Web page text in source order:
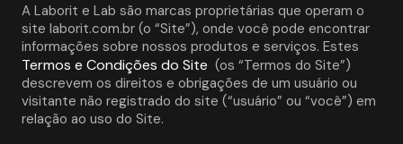
A Laborit e Lab são marcas proprietárias que operam o
site laborit.com.br (o “Site”), onde você pode encontrar
informações sobre nossos produtos e serviços. Estes
Termos e Condições do Site (os “Termos do Site”)
descrevem os direitos e obrigações de um usuário ou
visitante não registrado do site (“usuário” ou “você”) em
relação ao uso do Site.